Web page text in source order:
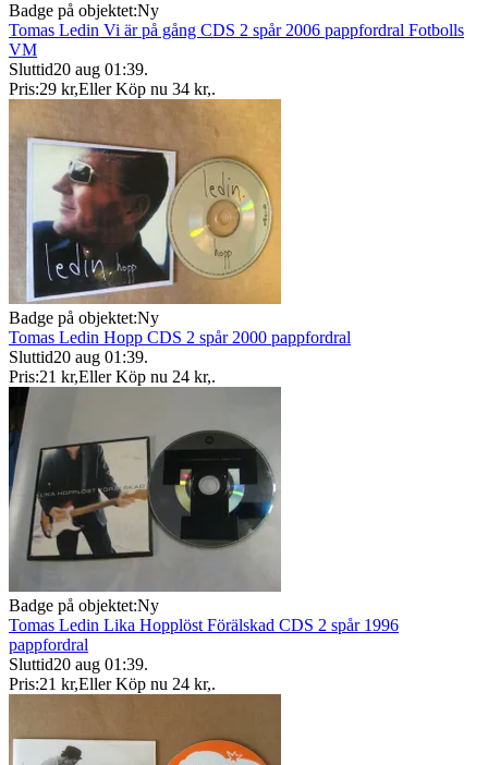
Badge på objektet:Ny
Tomas Ledin Vi är på gång CDS 2 spår 2006 pappfordral Fotbolls
VM
Sluttid20 aug 01:39.
Pris:29 kr,Eller Köp nu 34 kr,.
Badge på objektet:Ny
Tomas Ledin Hopp CDS 2 spår 2000 pappfordral
Sluttid20 aug 01:39.
Pris:21 kr,Eller Köp nu 24 kr,.
Badge på objektet:Ny
Tomas Ledin Lika Hopplöst Förälskad CDS 2 spår 1996
pappfordral
Sluttid20 aug 01:39.
Pris:21 kr,Eller Köp nu 24 kr,.